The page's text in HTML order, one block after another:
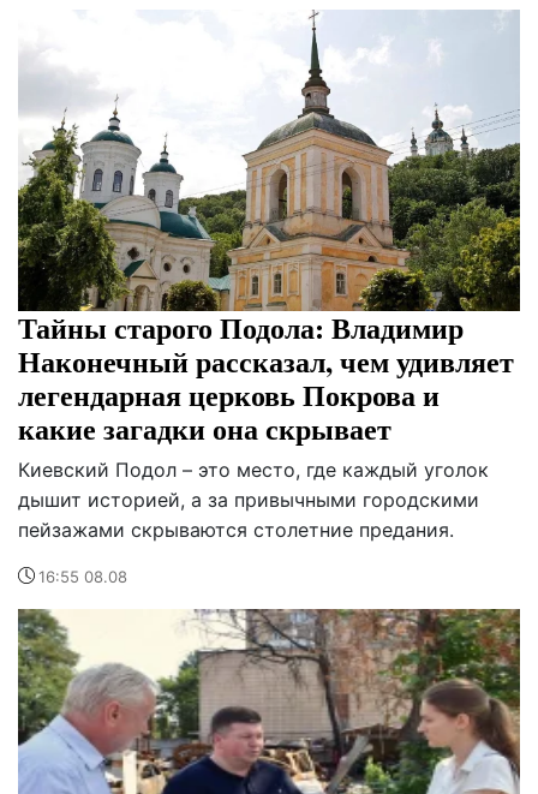
Тайны старого Подола: Владимир
Наконечный рассказал, чем удивляет
легендарная церковь Покрова и
какие загадки она скрывает
Киевский Подол – это место, где каждый уголок
дышит историей, а за привычными городскими
пейзажами скрываются столетние предания.
16:55 08.08